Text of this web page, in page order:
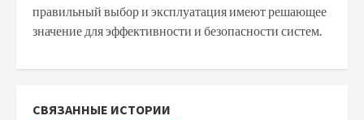
правильный выбор и эксплуатация имеют решающее
значение для эффективности и безопасности систем.
СВЯЗАННЫЕ ИСТОРИИ